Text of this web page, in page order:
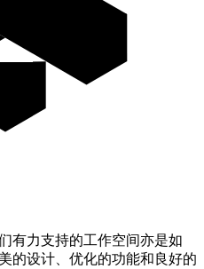
有力支持的工作空间亦是如
的设计、优化的功能和良好的